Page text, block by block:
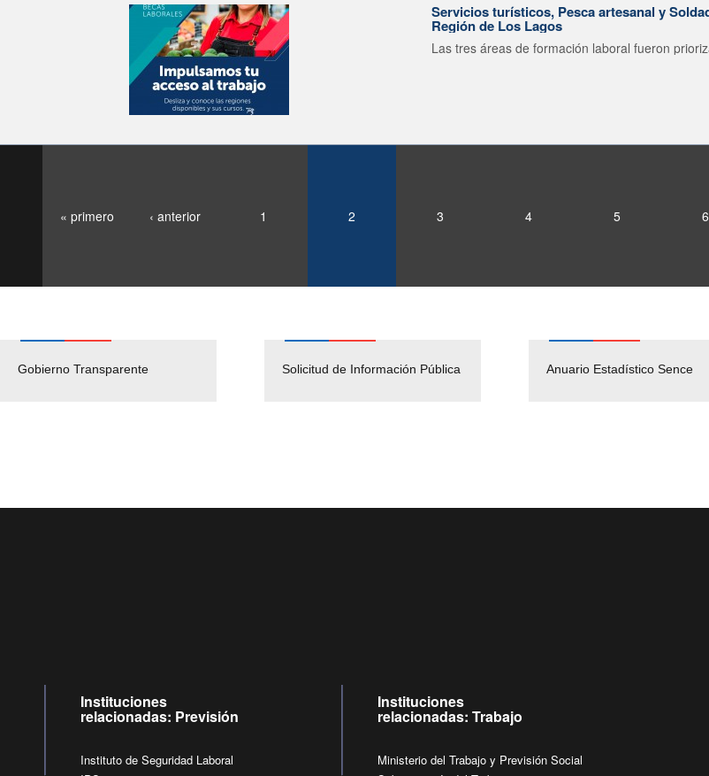
Servicios turísticos, Pesca artesanal y
Región de Los Lagos
Las tres áreas de formación laboral fueron
« primero ‹ anterior 1 2 3 4 5 6
Gobierno Transparente Solicitud de Información Pública Anuario Estadístico Sence
Pago Proveedores
Empleos Públicos
Solicitud
Instituciones
relacionadas: Previsión
Instituto de Seguridad Laboral
Instituciones
relacionadas: Trabajo
Ministerio del Trabajo y Previsión Social